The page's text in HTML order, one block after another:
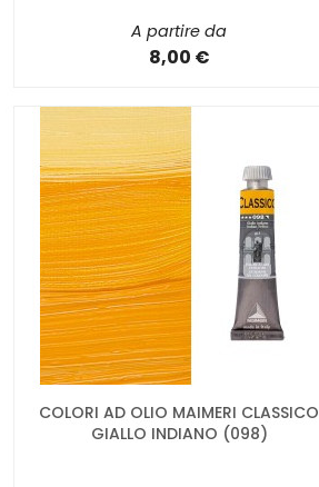
A partire da
8,00 €
COLORI AD OLIO MAIMERI CLASSICO
GIALLO INDIANO (098)